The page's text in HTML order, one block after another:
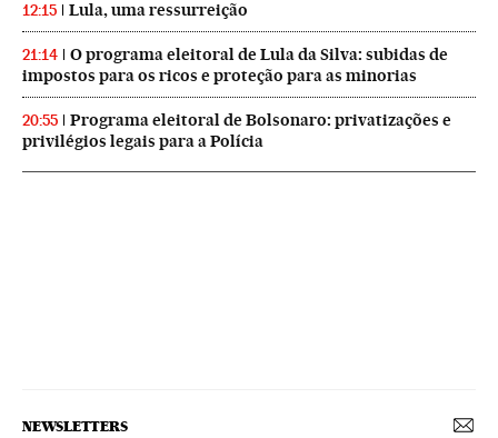
12:15 Lula, uma ressurreição
21:14
O programa eleitoral de Lula da Silva: subidas de
impostos para os ricos e proteção para as minorias
20:55
Programa eleitoral de Bolsonaro: privatizações e
privilégios legais para a Polícia
NEWSLETTERS